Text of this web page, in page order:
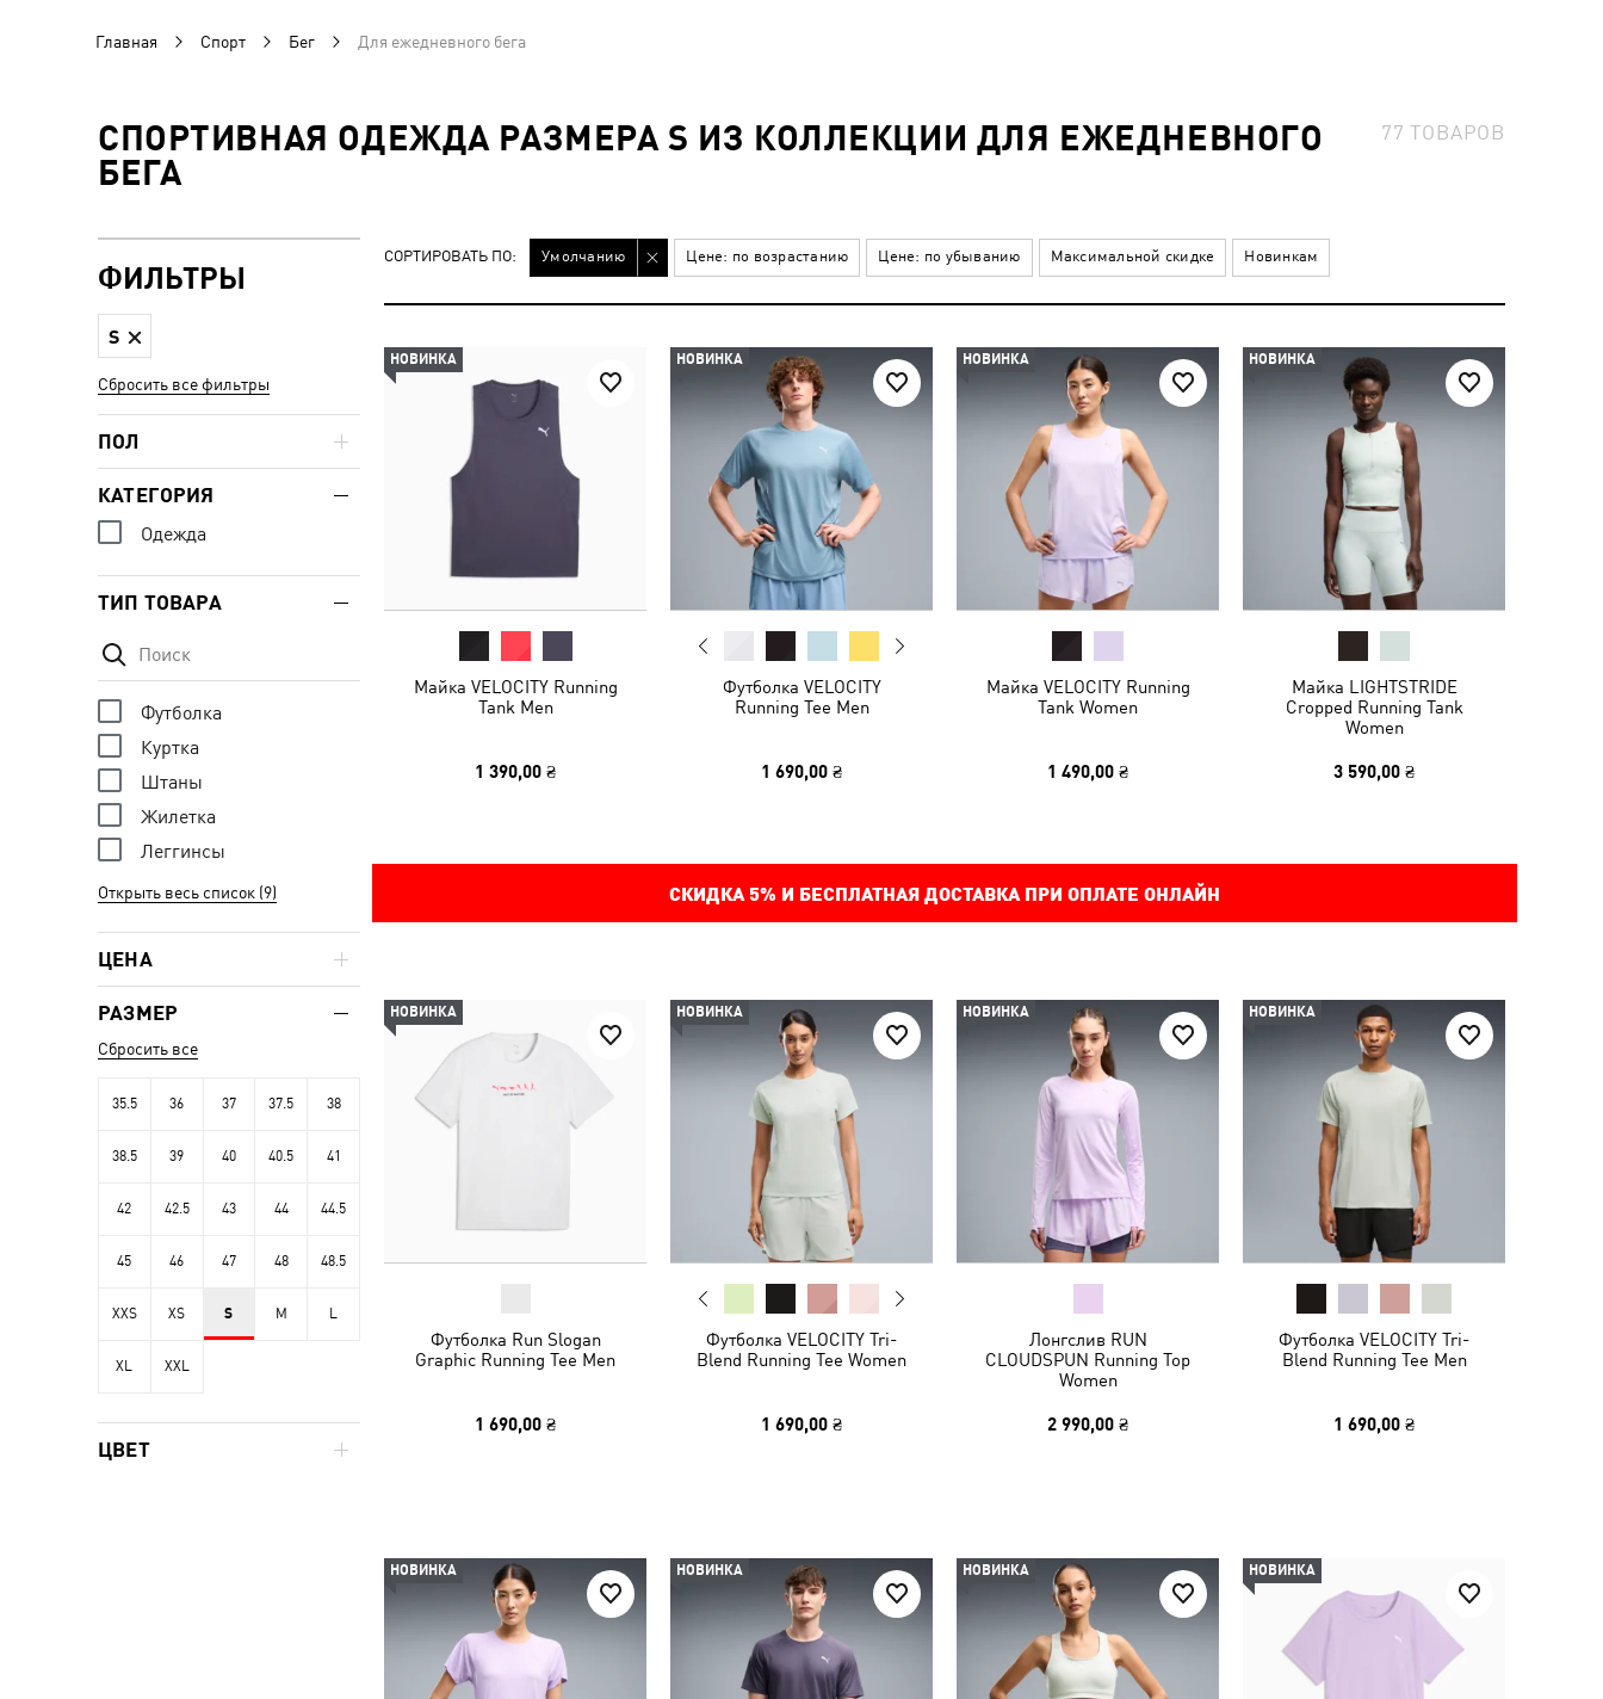
Главная Спорт Бег Для ежедневного бега
СПОРТИВНАЯ ОДЕЖДА РАЗМЕРА S ИЗ КОЛЛЕКЦИИ ДЛЯ ЕЖЕДНЕВНОГО
БЕГА
77ТОВАРОВ
СОРТИРОВАТЬ ПО: Умолчанию Цене: по возрастанию Цене: по убыванию Максимальной скидке Новинкам
НОВИНКА
Майка VELOCITY Running
Tank Men
1 390,00 ₴
НОВИНКА
Футболка VELOCITY
Running Tee Men
1 690,00 ₴
НОВИНКА
Майка VELOCITY Running
Tank Women
1 490,00 ₴
НОВИНКА
Майка LIGHTSTRIDE
Cropped Running Tank
Women
3 590,00 ₴
СКИДКА 5% И БЕСПЛАТНАЯ ДОСТАВКА ПРИ ОПЛАТЕ ОНЛАЙН
НОВИНКА
Футболка Run Slogan
Graphic Running Tee Men
1 690,00 ₴
НОВИНКА
Футболка VELOCITY Tri-
Blend Running Tee Women
1 690,00 ₴
НОВИНКА
Лонгслив RUN
CLOUDSPUN Running Top
Women
2 990,00 ₴
НОВИНКА
Футболка VELOCITY Tri-
Blend Running Tee Men
1 690,00 ₴
НОВИНКА НОВИНКА НОВИНКА НОВИНКА
ФИЛЬТРЫ
S
Сбросить все фильтры
ПОЛ
КАТЕГОРИЯ
Одежда
ТИП ТОВАРА
Футболка
Куртка
Штаны
Жилетка
Леггинсы
Открыть весь список (9)
ЦЕНА
РАЗМЕР
Сбросить все
35.5 36 37 37.5 38
38.5 39 40 40.5 41
42 42.5 43 44 44.5
45 46 47 48 48.5
XXS XS S M L
XL XXL
ЦВЕТ